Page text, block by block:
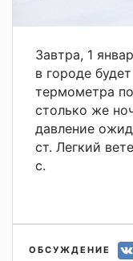
Завтра, 1
в городе
термометра
столько же
давление
ст. Легкий
с.
ОБСУЖДЕНИЕ